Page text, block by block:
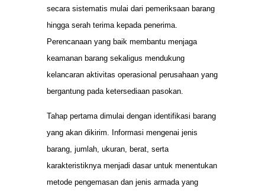
secara sistematis mulai dari pemeriksaan barang
hingga serah terima kepada penerima.
Perencanaan yang baik membantu menjaga
keamanan barang sekaligus mendukung
kelancaran aktivitas operasional perusahaan yang
bergantung pada ketersediaan pasokan.
Tahap pertama dimulai dengan identifikasi barang
yang akan dikirim. Informasi mengenai jenis
barang, jumlah, ukuran, berat, serta
karakteristiknya menjadi dasar untuk menentukan
metode pengemasan dan jenis armada yang